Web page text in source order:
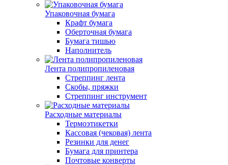
Упаковочная бумага
Крафт бумага
Оберточная бумага
Бумага тишью
Наполнитель
Лента полипропиленовая
Стреппинг лента
Скобы, пряжки
Стреппинг инструмент
Расходные материалы
Термоэтикетки
Кассовая (чековая) лента
Резинки для денег
Бумага для принтера
Почтовые конверты